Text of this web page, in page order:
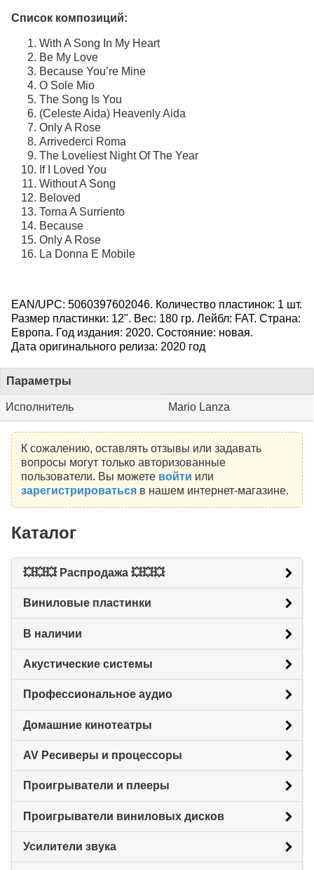
Список композиций:
With A Song In My Heart
Be My Love
Because You’re Mine
O Sole Mio
The Song Is You
(Celeste Aida) Heavenly Aida
Only A Rose
Arrivederci Roma
The Loveliest Night Of The Year
If I Loved You
Without A Song
Beloved
Torna A Surriento
Because
Only A Rose
La Donna E Mobile
EAN/UPC: 5060397602046. Количество пластинок: 1 шт.
Размер пластинки: 12". Вес: 180 гр. Лейбл: FAT. Страна:
Европа. Год издания: 2020. Состояние: новая.
Дата оригинального релиза: 2020 год
Параметры
Исполнитель Mario Lanza
К сожалению, оставлять отзывы или задавать
вопросы могут только авторизованные
пользователи. Вы можете войти или
зарегистрироватьсяв нашем интернет-магазине.
Каталог
💥💥💥 Распродажа 💥💥💥
Виниловые пластинки
В наличии
Акустические системы
Профессиональное аудио
Домашние кинотеатры
AV Ресиверы и процессоры
Проигрыватели и плееры
Проигрыватели виниловых дисков
Усилители звука